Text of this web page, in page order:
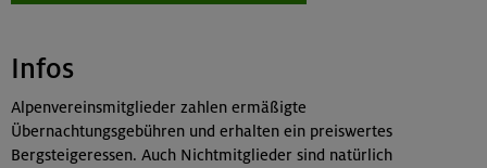
Infos
Alpenvereinsmitglieder zahlen ermäßigte
Übernachtungsgebühren und erhalten ein preiswertes
Bergsteigeressen. Auch Nichtmitglieder sind natürlich